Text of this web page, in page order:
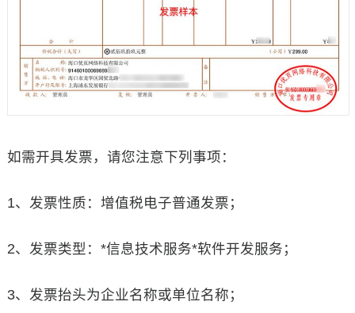
如需开具发票，请您注意下列事项：
1、发票性质：增值税电子普通发票；
2、发票类型：*信息技术服务*软件开发服务；
3、发票抬头为企业名称或单位名称；